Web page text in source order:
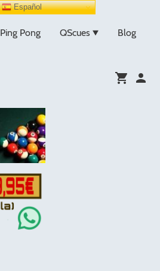
Ping Pong QScues Blog
Español